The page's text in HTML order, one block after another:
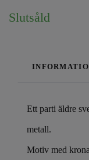
Slutsåld
Ett parti äldre
metall.
Motiv med